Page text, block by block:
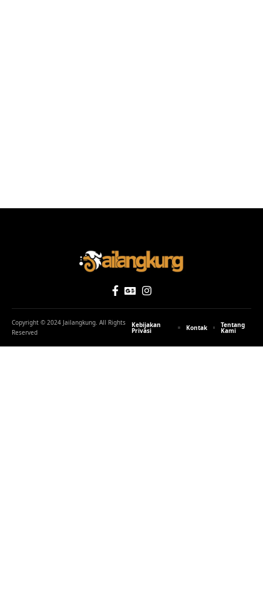
Copyright © 2024 Jailangkung. All Rights
Reserved
Kebijakan
Privasi Kontak Tentang
Kami